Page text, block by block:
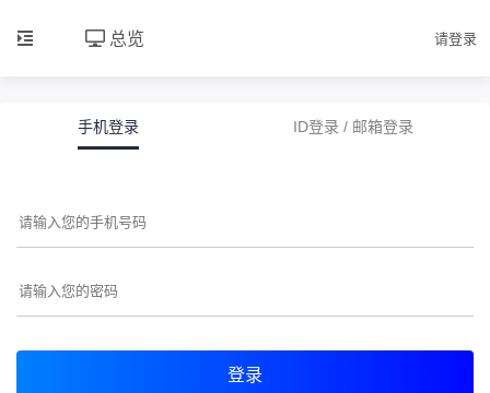
总览 请登录
手机登录 ID登录 / 邮箱登录
登录